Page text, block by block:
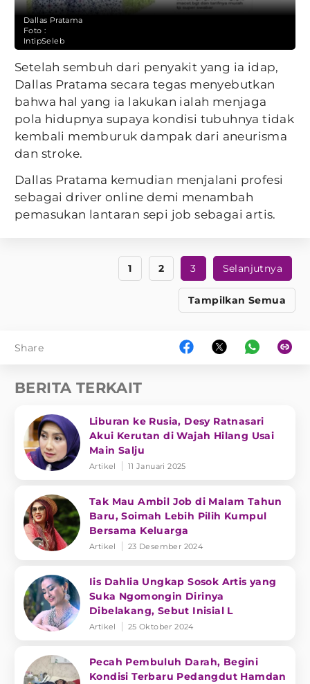
Dallas Pratama
Foto :
IntipSeleb
Setelah sembuh dari penyakit yang ia idap,
Dallas Pratama secara tegas menyebutkan
bahwa hal yang ia lakukan ialah menjaga
pola hidupnya supaya kondisi tubuhnya tidak
kembali memburuk dampak dari aneurisma
dan stroke.
Dallas Pratama kemudian menjalani profesi
sebagai driver online demi menambah
pemasukan lantaran sepi job sebagai artis.
1 2 3 Selanjutnya
Tampilkan Semua
Share
BERITA TERKAIT
Liburan ke Rusia, Desy Ratnasari
Akui Kerutan di Wajah Hilang Usai
Main Salju
Artikel 11 Januari 2025
Tak Mau Ambil Job di Malam Tahun
Baru, Soimah Lebih Pilih Kumpul
Bersama Keluarga
Artikel 23 Desember 2024
Iis Dahlia Ungkap Sosok Artis yang
Suka Ngomongin Dirinya
Dibelakang, Sebut Inisial L
Artikel 25 Oktober 2024
Pecah Pembuluh Darah, Begini
Kondisi Terbaru Pedangdut Hamdan